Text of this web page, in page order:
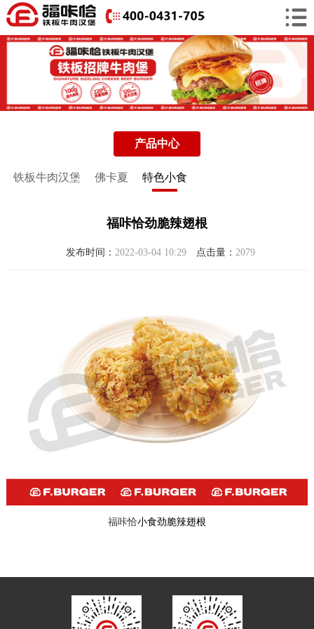
产品中心
铁板牛肉汉堡 佛卡夏 特色小食
福咔恰劲脆辣翅根
发布时间： 2022-03-04 10:29 点击量： 2079
福咔恰小食劲脆辣翅根